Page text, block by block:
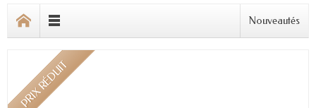
Nouveautés
PRIX RÉDUIT